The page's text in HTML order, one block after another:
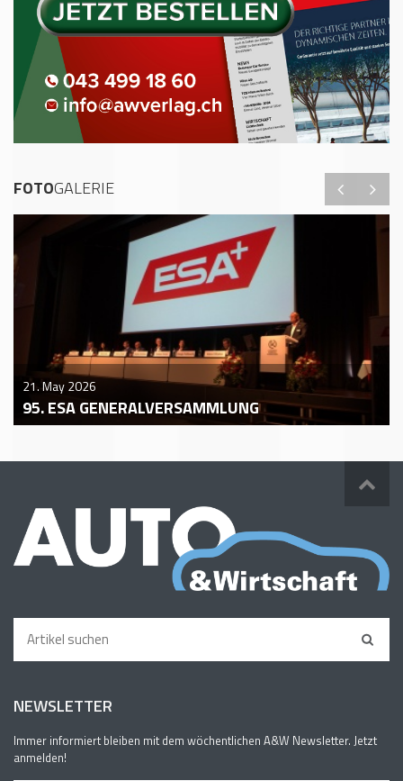
FOTOGALERIE
21. May 2026
95. ESA GENERALVERSAMMLUNG
NEWSLETTER
Immer informiert bleiben mit dem wöchentlichen A&W Newsletter. Jetzt
anmelden!